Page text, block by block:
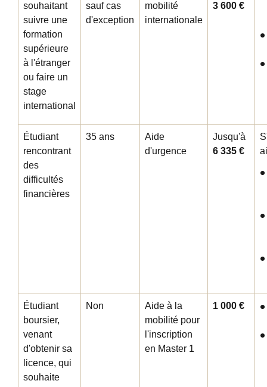
souhaitant
suivre une
formation
supérieure
à l'étranger
ou faire un
stage
international
sauf cas
d'exception
mobilité
internationale
3 600 €
Étudiant
rencontrant
des
difficultés
financières
35 ans
Aide
d'urgence
Jusqu'à
6 335 €
Étudiant
boursier,
venant
d'obtenir sa
licence, qui
souhaite
Non
Aide à la
mobilité pour
l'inscription
en Master 1
1 000 €